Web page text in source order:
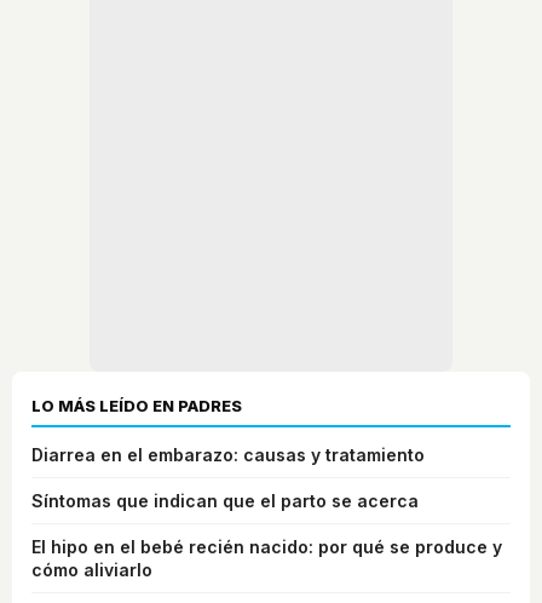
LO MÁS LEÍDO EN PADRES
Diarrea en el embarazo: causas y tratamiento
Síntomas que indican que el parto se acerca
El hipo en el bebé recién nacido: por qué se produce y
cómo aliviarlo